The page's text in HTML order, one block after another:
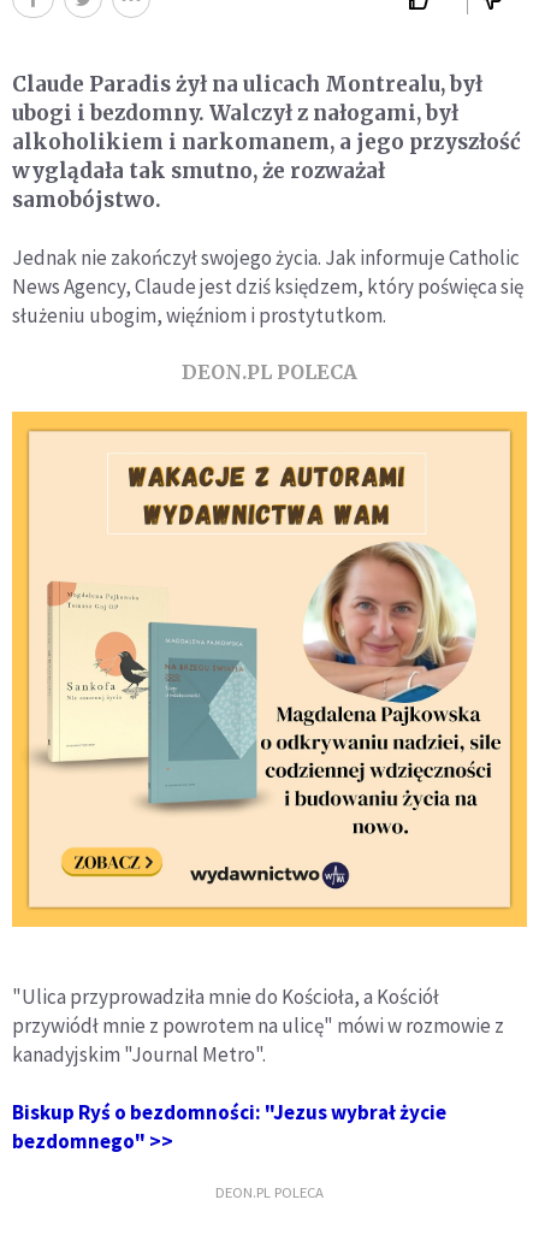
Claude Paradis żył na ulicach Montrealu, był
ubogi i bezdomny. Walczył z nałogami, był
alkoholikiem i narkomanem, a jego przyszłość
wyglądała tak smutno, że rozważał
samobójstwo.
Jednak nie zakończył swojego życia. Jak informuje Catholic
News Agency, Claude jest dziś księdzem, który poświęca się
służeniu ubogim, więźniom i prostytutkom.
DEON.PL POLECA
"Ulica przyprowadziła mnie do Kościoła, a Kościół
przywiódł mnie z powrotem na ulicę" mówi w rozmowie z
kanadyjskim "Journal Metro".
Biskup Ryś o bezdomności: "Jezus wybrał życie
bezdomnego" >>
DEON.PL POLECA